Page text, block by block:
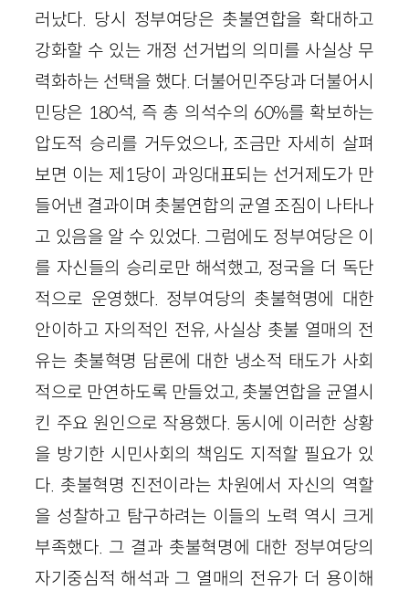
러났다. 당시 정부여당은 촛불연합을 확대하고
강화할 수 있는 개정 선거법의 의미를 사실상 무
력화하는 선택을 했다. 더불어민주당과 더불어시
민당은 180석, 즉 총 의석수의 60%를 확보하는
압도적 승리를 거두었으나, 조금만 자세히 살펴
보면 이는 제1당이 과잉대표되는 선거제도가 만
들어낸 결과이며 촛불연합의 균열 조짐이 나타나
고 있음을 알 수 있었다. 그럼에도 정부여당은 이
를 자신들의 승리로만 해석했고, 정국을 더 독단
적으로 운영했다. 정부여당의 촛불혁명에 대한
안이하고 자의적인 전유, 사실상 촛불 열매의 전
유는 촛불혁명 담론에 대한 냉소적 태도가 사회
적으로 만연하도록 만들었고, 촛불연합을 균열시
킨 주요 원인으로 작용했다. 동시에 이러한 상황
을 방기한 시민사회의 책임도 지적할 필요가 있
다. 촛불혁명 진전이라는 차원에서 자신의 역할
을 성찰하고 탐구하려는 이들의 노력 역시 크게
부족했다. 그 결과 촛불혁명에 대한 정부여당의
자기중심적 해석과 그 열매의 전유가 더 용이해